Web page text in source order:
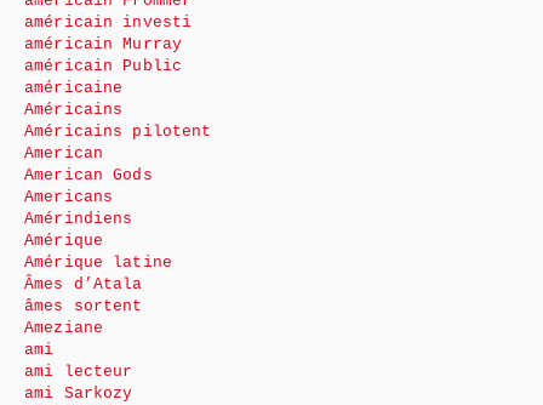
américain investi
américain Murray
américain Public
américaine
Américains
Américains pilotent
American
American Gods
Americans
Amérindiens
Amérique
Amérique latine
Âmes d’Atala
âmes sortent
Ameziane
ami
ami lecteur
ami Sarkozy